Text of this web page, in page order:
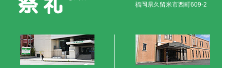
福岡県久留米市西町609-2